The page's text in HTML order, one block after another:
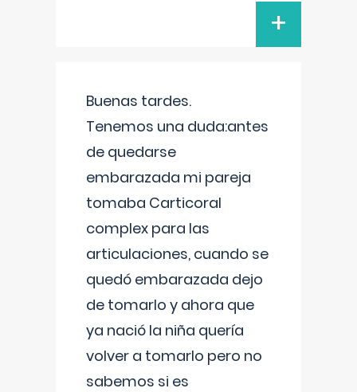
+
Buenas tardes.
Tenemos una duda:antes
de quedarse
embarazada mi pareja
tomaba Carticoral
complex para las
articulaciones, cuando se
quedó embarazada dejo
de tomarlo y ahora que
ya nació la niña quería
volver a tomarlo pero no
sabemos si es